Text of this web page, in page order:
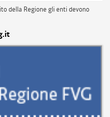
della Regione gli enti devono